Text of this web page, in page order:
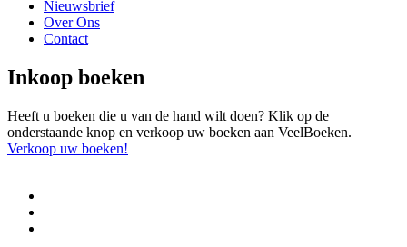
Nieuwsbrief
Over Ons
Contact
Inkoop boeken
Heeft u boeken die u van de hand wilt doen? Klik op de
onderstaande knop en verkoop uw boeken aan VeelBoeken.
Verkoop uw boeken!